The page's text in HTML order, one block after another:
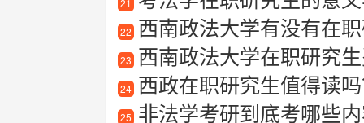
21
22 西南政法大学有没有在职
23 西南政法大学在职研究
24 西政在职研究生值得读吗
25 非法学考研到底考哪些